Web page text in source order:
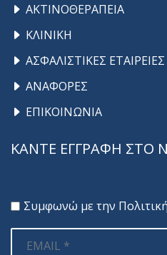
ΑΚΤΙΝΟΘΕΡΑΠΕΙΑ
ΚΛΙΝΙΚΗ
ΑΣΦΑΛΙΣΤΙΚΕΣ ΕΤΑΙΡΕΙΕΣ
ΑΝΑΦΟΡΕΣ
ΕΠΙΚΟΙΝΩΝΙΑ
ΚΑΝΤΕ ΕΓΓΡΑΦΗ ΣΤΟ
Συμφωνώ με την